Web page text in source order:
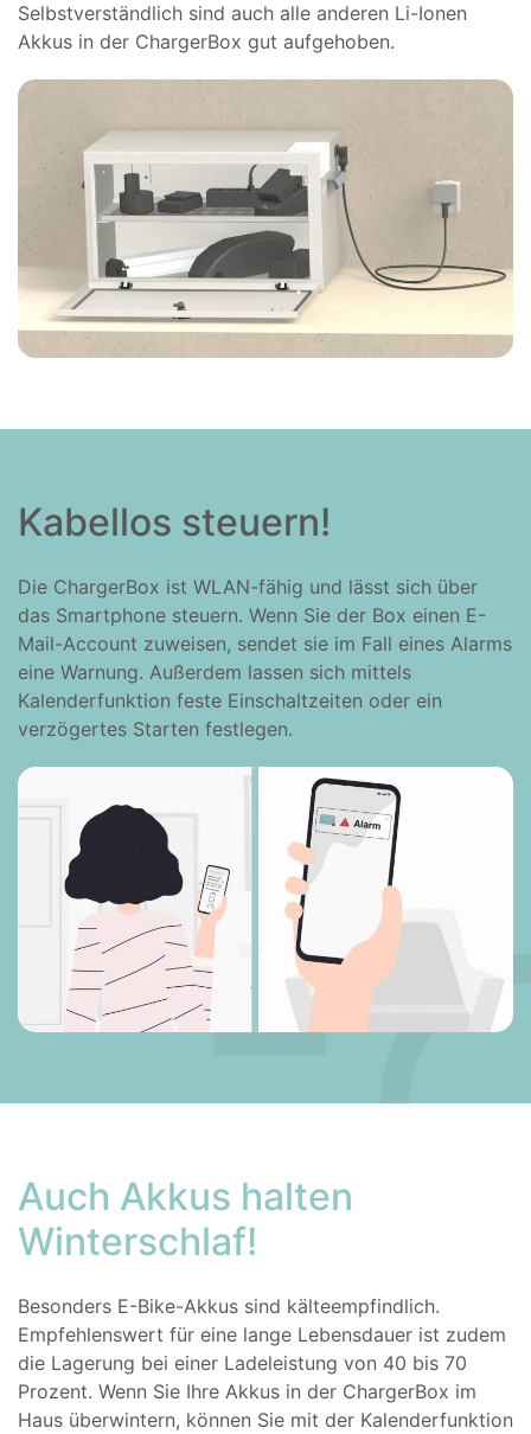
Selbstverständlich sind auch alle anderen Li-Ionen
Akkus in der ChargerBox gut aufgehoben.
Kabellos steuern!
Die ChargerBox ist WLAN-fähig und lässt sich über
das Smartphone steuern. Wenn Sie der Box einen E-
Mail-Account zuweisen, sendet sie im Fall eines Alarms
eine Warnung. Außerdem lassen sich mittels
Kalenderfunktion feste Einschaltzeiten oder ein
verzögertes Starten festlegen.
Auch Akkus halten
Winterschlaf!
Besonders E-Bike-Akkus sind kälteempfindlich.
Empfehlenswert für eine lange Lebensdauer ist zudem
die Lagerung bei einer Ladeleistung von 40 bis 70
Prozent. Wenn Sie Ihre Akkus in der ChargerBox im
Haus überwintern, können Sie mit der Kalenderfunktion